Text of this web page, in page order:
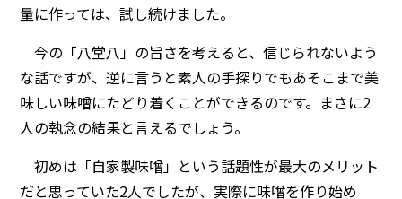
量に作っては、試し続けました。
今の「八堂八」の旨さを考えると、信じられないよう
な話ですが、逆に言うと素人の手探りでもあそこまで美
味しい味噌にたどり着くことができるのです。まさに2
人の執念の結果と言えるでしょう。
初めは「自家製味噌」という話題性が最大のメリット
だと思っていた2人でしたが、実際に味噌を作り始め